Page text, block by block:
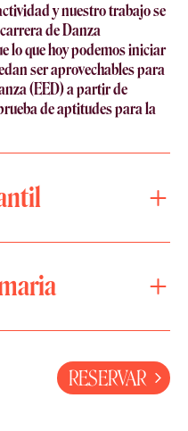
y nuestro trabajo se
de Danza
lo que hoy podemos iniciar
ser aprovechables para
(EED) a partir de
de aptitudes para la
RESERVAR